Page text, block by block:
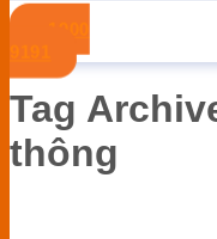
Tag
thông